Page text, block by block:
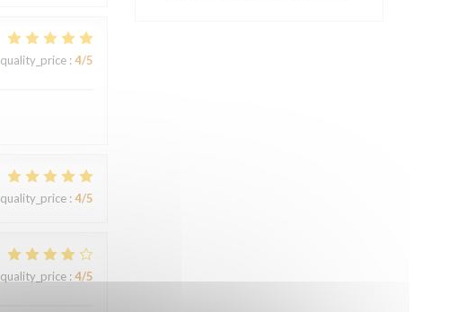
quality_price: 4/5
quality_price: 4/5
quality_price: 4/5